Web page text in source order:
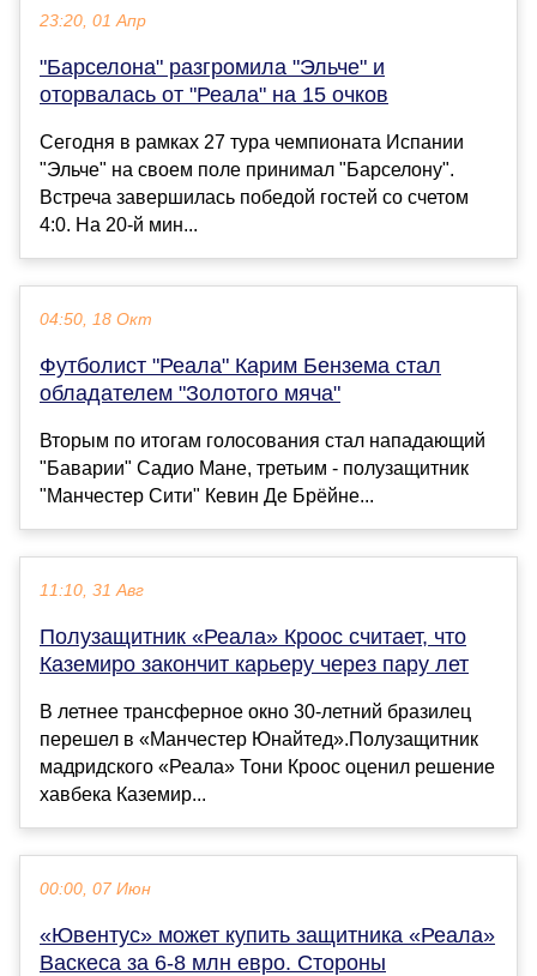
23:20, 01 Апр
"Барселона" разгромила "Эльче" и
оторвалась от "Реала" на 15 очков
Сегодня в рамках 27 тура чемпионата Испании
"Эльче" на своем поле принимал "Барселону".
Встреча завершилась победой гостей со счетом
4:0. На 20-й мин...
04:50, 18 Окт
Футболист "Реала" Карим Бензема стал
обладателем "Золотого мяча"
Вторым по итогам голосования стал нападающий
"Баварии" Садио Мане, третьим - полузащитник
"Манчестер Сити" Кевин Де Брёйне...
11:10, 31 Авг
Полузащитник «Реала» Кроос считает, что
Каземиро закончит карьеру через пару лет
В летнее трансферное окно 30-летний бразилец
перешел в «Манчестер Юнайтед».Полузащитник
мадридского «Реала» Тони Кроос оценил решение
хавбека Каземир...
00:00, 07 Июн
«Ювентус» может купить защитника «Реала»
Васкеса за 6-8 млн евро. Стороны